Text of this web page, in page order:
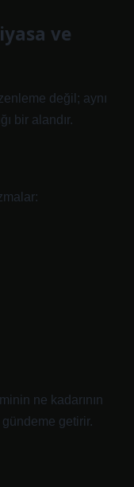
ve
değil; aynı
bir alandır.
ne kadarının
getirir.